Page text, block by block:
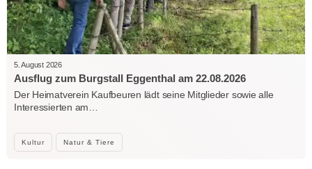
Kultur Natur & Tiere
5. August 2026
Ausflug zum Burgstall Eggenthal am 22.08.2026
Der Heimatverein Kaufbeuren lädt seine Mitglieder sowie alle
Interessierten am…